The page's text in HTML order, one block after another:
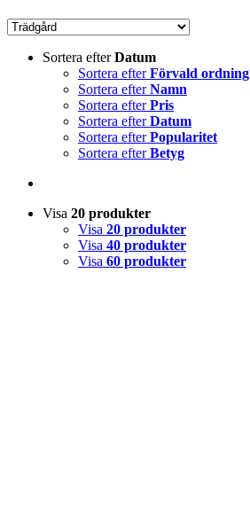
Sortera efterDatum
Sortera efterFörvald ordning
Sortera efterNamn
Sortera efterPris
Sortera efterDatum
Sortera efterPopularitet
Sortera efterBetyg
Visa 20 produkter
Visa 20 produkter
Visa 40 produkter
Visa 60 produkter